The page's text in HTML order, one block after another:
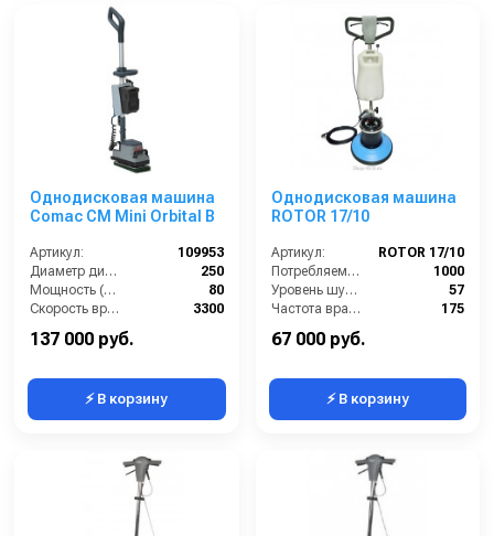
Однодисковая машина
Comac CM Mini Orbital B
Артикул:
109953
Диаметр диска / рабочая ширина (мм):
250
Мощность (Вт):
80
Скорость вращения щётки (об/мин):
3300
137 000 руб.
⚡ В корзину
Однодисковая машина
ROTOR 17/10
Артикул:
ROTOR 17/10
Потребляемая мощность (Вт):
1000
Уровень шума (дБ):
57
Частота вращения щетки (об/мин):
175
Бак для чистой воды (л):
67 000 руб.
⚡ В корзину